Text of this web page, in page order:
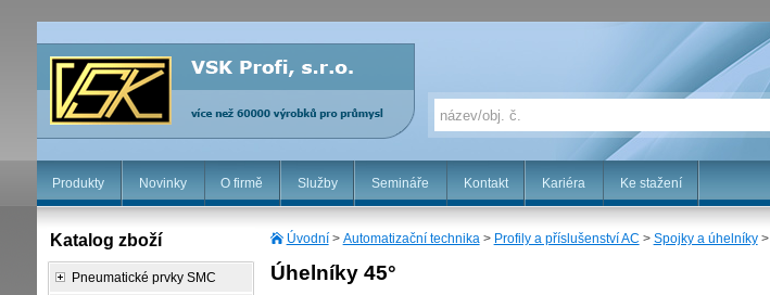
Produkty Novinky O firmě Služby Semináře Kontakt Kariéra Ke stažení
Úvodní> Automatizační technika> Profily a příslušenství AC > Spojky a úhelníky>
Úhelníky 45°
Katalog zboží
Pneumatické prvky SMC